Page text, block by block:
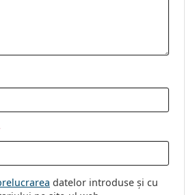
datelor introduse și cu